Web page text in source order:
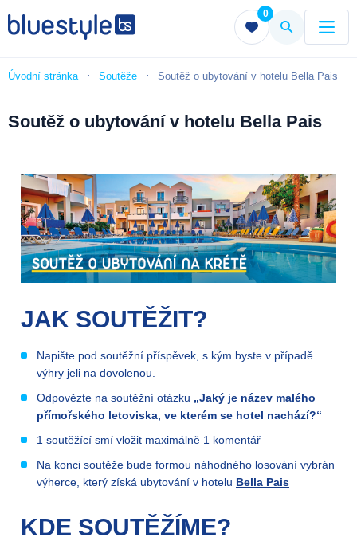
0
Menu Menu
Úvodní stránka Soutěže Soutěž o ubytování v hotelu Bella Pais
Soutěž o ubytování v hotelu Bella Pais
JAK SOUTĚŽIT?
Napište pod soutěžní příspěvek, s kým byste v případě
výhry jeli na dovolenou.
Odpovězte na soutěžní otázku „Jaký je název malého
přímořského letoviska, ve kterém se hotel nachází?“
1 soutěžící smí vložit maximálně 1 komentář
Na konci soutěže bude formou náhodného losování vybrán
výherce, který získá ubytování v hotelu Bella Pais
KDE SOUTĚŽÍME?